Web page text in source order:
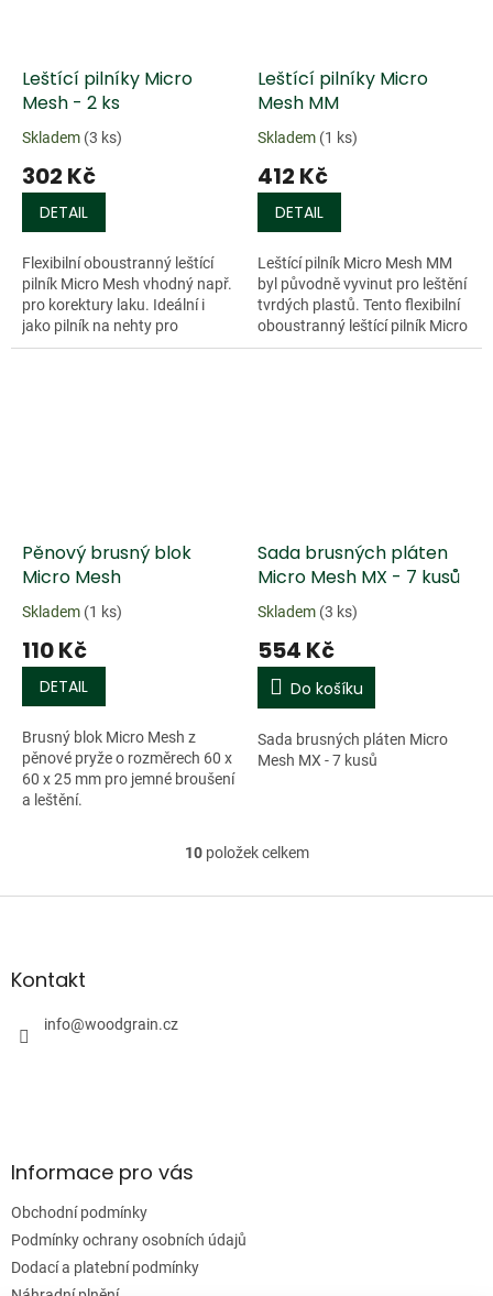
Leštící pilníky Micro
Mesh - 2 ks
Skladem (3 ks)
302 Kč
DETAIL
Flexibilní oboustranný leštící
pilník Micro Mesh vhodný např.
pro korektury laku. Ideální i
jako pilník na nehty pro
kytaristy apod. Jádro z husté
Leštící pilníky Micro
Mesh MM
Skladem (1 ks)
412 Kč
DETAIL
Leštící pilník Micro Mesh MM
byl původně vyvinut pro leštění
tvrdých plastů. Tento flexibilní
oboustranný leštící pilník Micro
Mesh je vhodný např. pro
Pěnový brusný blok
Micro Mesh
Skladem (1 ks)
110 Kč
DETAIL
Brusný blok Micro Mesh z
pěnové pryže o rozměrech 60 x
60 x 25 mm pro jemné broušení
a leštění.
Sada brusných pláten
Micro Mesh MX - 7 kusů
Skladem (3 ks)
554 Kč
Do košíku
Sada brusných pláten Micro
Mesh MX - 7 kusů
O
l
u
10položek celkem
Z
aKontakt
info@woodgrain.cz
Informace pro vás
Obchodní podmínky
Podmínky ochrany osobních údajů
Dodací a platební podmínky